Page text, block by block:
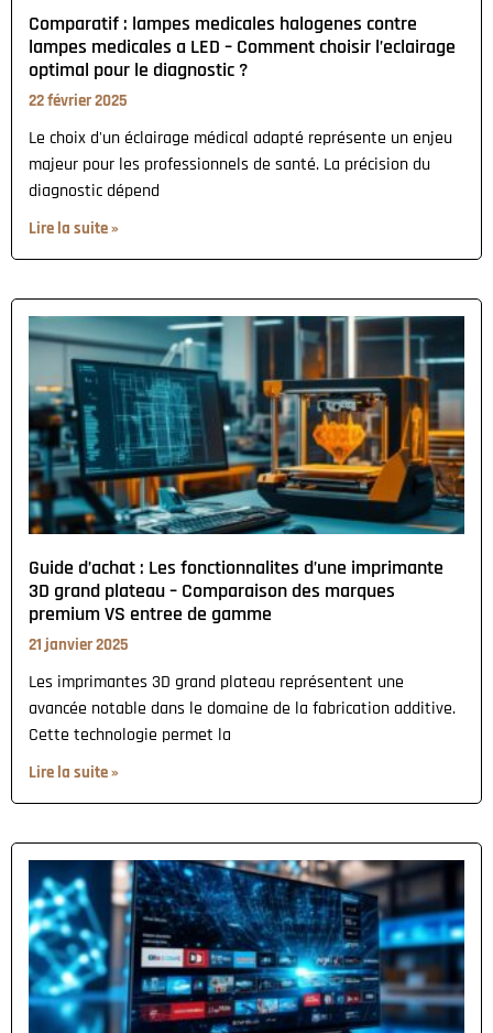
Comparatif : lampes medicales halogenes contre
lampes medicales a LED – Comment choisir l’eclairage
optimal pour le diagnostic ?
22 février 2025
Le choix d'un éclairage médical adapté représente un enjeu
majeur pour les professionnels de santé. La précision du
diagnostic dépend
Lire la suite »
Guide d’achat : Les fonctionnalites d’une imprimante
3D grand plateau – Comparaison des marques
premium VS entree de gamme
21 janvier 2025
Les imprimantes 3D grand plateau représentent une
avancée notable dans le domaine de la fabrication additive.
Cette technologie permet la
Lire la suite »